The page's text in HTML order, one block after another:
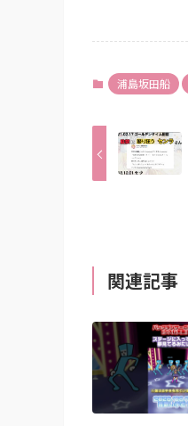
浦島坂田船
関連記事